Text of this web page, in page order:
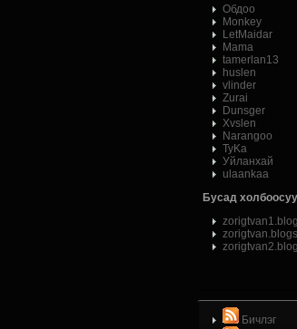
Обдоо
Monkey
LetMaidar
Mama
tamerlan13
huslen
vlinder
Zurai
Dunsger
Xvslen
Narangoo
ТуKа
Уйланхай
ulaankaa
Бусад
Бичлэг